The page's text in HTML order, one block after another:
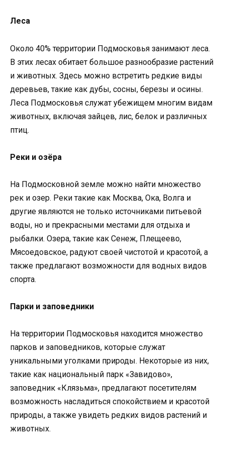
Леса
Около 40% территории Подмосковья занимают леса.
В этих лесах обитает большое разнообразие растений
и животных. Здесь можно встретить редкие виды
деревьев, такие как дубы, сосны, березы и осины.
Леса Подмосковья служат убежищем многим видам
животных, включая зайцев, лис, белок и различных
птиц.
Реки и озёра
На Подмосковной земле можно найти множество
рек и озер. Реки такие как Москва, Ока, Волга и
другие являются не только источниками питьевой
воды, но и прекрасными местами для отдыха и
рыбалки. Озера, такие как Сенеж, Плещеево,
Мясоедовское, радуют своей чистотой и красотой, а
также предлагают возможности для водных видов
спорта.
Парки и заповедники
На территории Подмосковья находится множество
парков и заповедников, которые служат
уникальными уголками природы. Некоторые из них,
такие как национальный парк «Завидово»,
заповедник «Клязьма», предлагают посетителям
возможность насладиться спокойствием и красотой
природы, а также увидеть редких видов растений и
животных.